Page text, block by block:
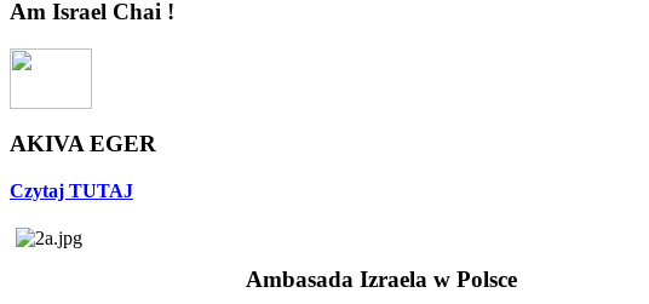
Am Israel Chai !
AKIVA EGER
Czytaj TUTAJ
Ambasada Izraela w Polsce